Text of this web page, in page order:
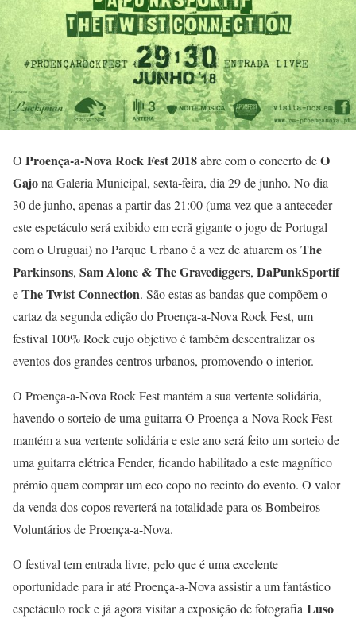
O Proença-a-Nova Rock Fest 2018abre com o concerto deO
Gajona Galeria Municipal, sexta-feira, dia 29 de junho. No dia
30 de junho, apenas a partir das 21:00 (uma vez que a anteceder
este espetáculo será exibido em ecrã gigante o jogo de Portugal
com o Uruguai) no Parque Urbano é a vez de atuarem osThe
Parkinsons, Sam Alone & The Gravediggers, DaPunkSportif
eThe Twist Connection. São estas as bandas que compõem o
cartaz da segunda edição do Proença-a-Nova Rock Fest, um
festival 100% Rock cujo objetivo é também descentralizar os
eventos dos grandes centros urbanos, promovendo o interior.
O Proença-a-Nova Rock Fest mantém a sua vertente solidária,
havendo o sorteio de uma guitarra O Proença-a-Nova Rock Fest
mantém a sua vertente solidária e este ano será feito um sorteio de
uma guitarra elétrica Fender, ficando habilitado a este magnífico
prémio quem comprar um eco copo no recinto do evento. O valor
da venda dos copos reverterá na totalidade para os Bombeiros
Voluntários de Proença-a-Nova.
O festival tem entrada livre, pelo que é uma excelente
oportunidade para ir até Proença-a-Nova assistir a um fantástico
espetáculo rock e já agora visitar a exposição de fotografia Luso